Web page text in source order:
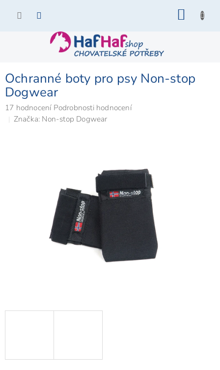
Ochranné boty pro psy Non-stop
Dogwear
Průměrné
hodnocení
17 hodnocení Podrobnosti hodnocení
Značka: Non-stop Dogwear